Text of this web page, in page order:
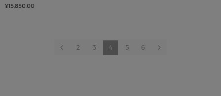
¥15,850.00
PagePage
以前的Page
2 Page
3
You're
4 Page
5 Page
6